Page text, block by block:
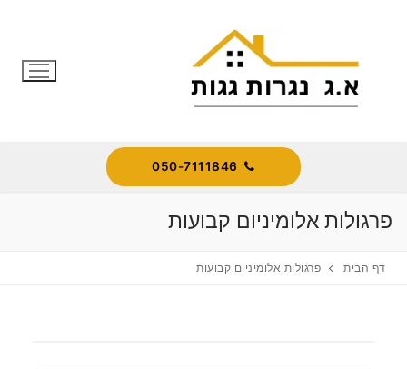
פרגולות אלומיניום קבועות
דף הבית פרגולות אלומיניום קבועות